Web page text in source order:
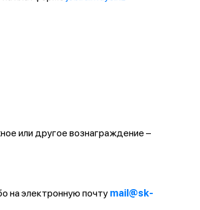
или другое вознаграждение –
на электронную почту mail@sk-